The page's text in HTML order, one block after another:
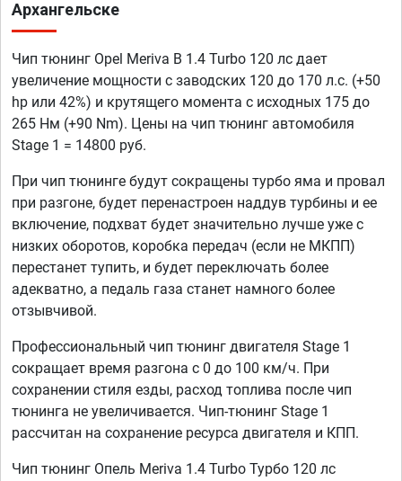
Архангельске
Чип тюнинг Opel Meriva B 1.4 Turbo 120 лс дает
увеличение мощности с заводских 120 до 170 л.с. (+50
hp или 42%) и крутящего момента с исходных 175 до
265 Нм (+90 Nm). Цены на чип тюнинг автомобиля
Stage 1 = 14800 руб.
При чип тюнинге будут сокращены турбо яма и провал
при разгоне, будет перенастроен наддув турбины и ее
включение, подхват будет значительно лучше уже с
низких оборотов, коробка передач (если не МКПП)
перестанет тупить, и будет переключать более
адекватно, а педаль газа станет намного более
отзывчивой.
Профессиональный чип тюнинг двигателя Stage 1
сокращает время разгона с 0 до 100 км/ч. При
сохранении стиля езды, расход топлива после чип
тюнинга не увеличивается. Чип-тюнинг Stage 1
рассчитан на сохранение ресурса двигателя и КПП.
Чип тюнинг Опель Meriva 1.4 Turbo Турбо 120 лс